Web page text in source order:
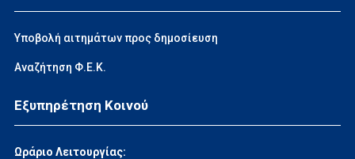
Υποβολή αιτημάτων προς δημοσίευση
Αναζήτηση Φ.Ε.Κ.
Εξυπηρέτηση Κοινού
Ωράριο Λειτουργίας: